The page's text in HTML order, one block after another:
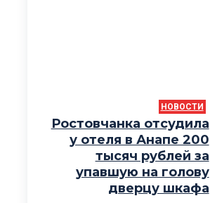
НОВОСТИ
Ростовчанка отсудила
у отеля в Анапе 200
тысяч рублей за
упавшую на голову
дверцу шкафа